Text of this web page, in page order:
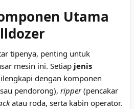
Utama
tipenya, penting untuk
mesin ini. Setiap jenis
dengan komponen
pendorong), ripper(pencakar
atau roda, serta kabin operator.